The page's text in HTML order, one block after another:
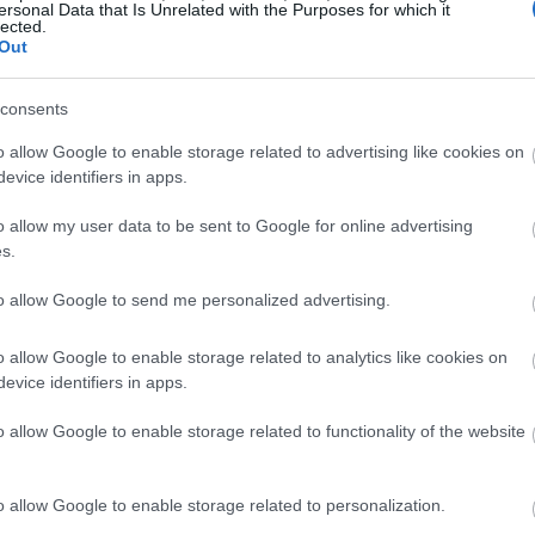
Data that Is Unrelated with the Purposes for which it
allow Google to enable storage related to advertising like cookies on
identifiers in apps.
allow my user data to be sent to Google for online advertising
allow Google to send me personalized advertising.
allow Google to enable storage related to analytics like cookies on
identifiers in apps.
allow Google to enable storage related to functionality of the website
allow Google to enable storage related to personalization.
και αν δεν είναι είστε σίγουρη/ος για τις
Σκορπιό σας δείχνει πως η βελτίωση έρχεται
διεργασία.
Διαβάστε τη συνέχεια εδώ